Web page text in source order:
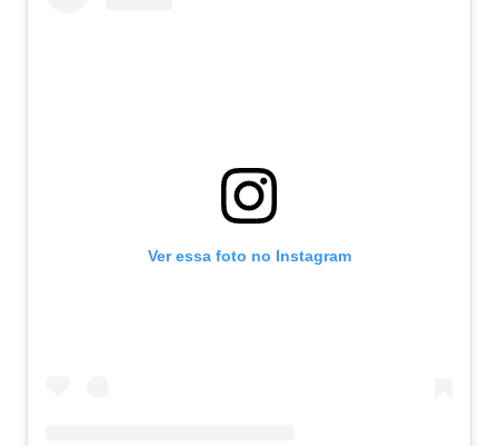
Ver essa foto no Instagram